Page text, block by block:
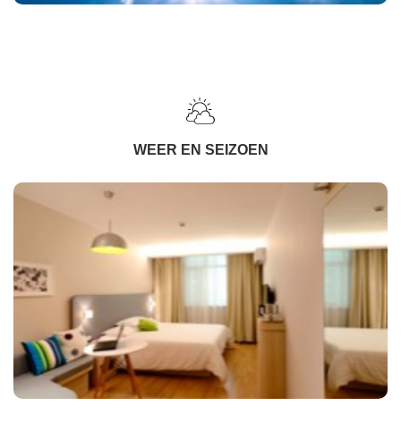
WEER EN SEIZOEN